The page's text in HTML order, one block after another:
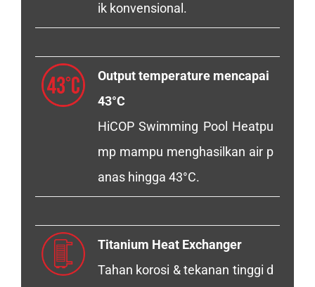
ik konvensional.
Output temperature mencapai
43°C
HiCOP Swimming Pool Heatpu
mp mampu menghasilkan air p
anas hingga 43°C.
Titanium Heat Exchanger
Tahan korosi & tekanan tinggi d